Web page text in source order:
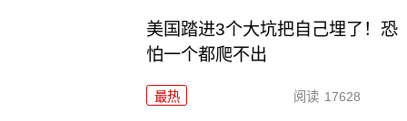
美国踏进3个大坑把自己埋了！恐
怕一个都爬不出
最热 阅读 17628